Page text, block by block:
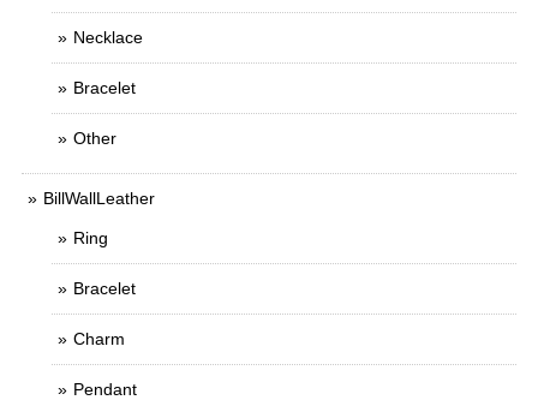
Necklace
Bracelet
Other
BillWallLeather
Ring
Bracelet
Charm
Pendant